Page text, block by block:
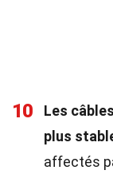
10
Les
plus
affectés